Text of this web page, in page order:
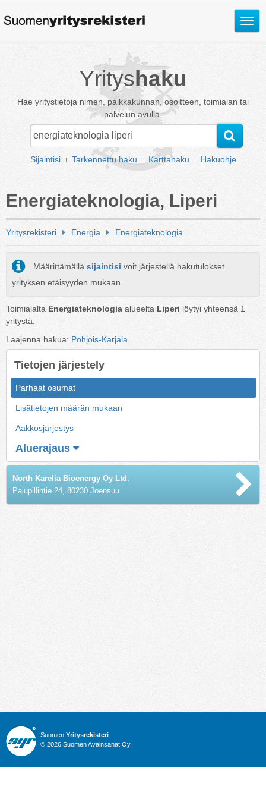
Avaa
Yrityshaku
Hae yritystietoja nimen, paikkakunnan, osoitteen, toimialan tai
palvelun avulla.
Sijaintisi Tarkennettu haku Karttahaku Hakuohje
Energiateknologia, Liperi
Yritysrekisteri Energia Energiateknologia
Määrittämällä sijaintisi voit järjestellä hakutulokset
yrityksen etäisyyden mukaan.
Toimialalta Energiateknologia alueelta Liperi löytyi yhteensä 1
yritystä.
Laajenna hakua: Pohjois-Karjala
Tietojen järjestely
Parhaat osumat
Lisätietojen määrän mukaan
Aakkosjärjestys
Aluerajaus
North Karelia Bioenergy Oy Ltd.
Pajupillintie 24, 80230 Joensuu
Suomen Yritysrekisteri
© 2026 Suomen Avainsanat Oy